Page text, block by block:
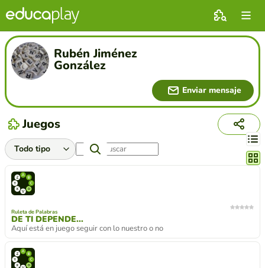
Rubén Jiménez
González
Enviar mensaje
Juegos
Ruleta de Palabras
DE TI DEPENDE...
Aquí está en juego seguir con lo nuestro o no